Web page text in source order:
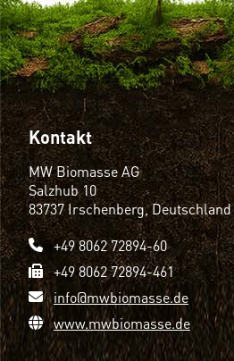
Kontakt
MW Biomasse AG
Salzhub 10
83737 Irschenberg, Deutschland
+49 8062 72894-60
+49 8062 72894-461
info@mwbiomasse.de
www.mwbiomasse.de